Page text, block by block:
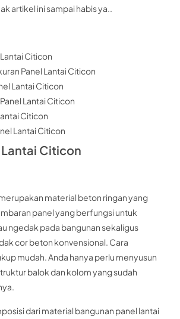
artikel ini sampai habis ya..
Citicon
Panel Lantai Citicon
Lantai Citicon
Lantai Citicon
Citicon
Lantai Citicon
Lantai Citicon
material beton ringan yang
panel yang berfungsi untuk
ngedak pada bangunan sekaligus
cor beton konvensional. Cara
mudah. Anda hanya perlu menyusun
balok dan kolom yang sudah
dari material bangunan panel lantai